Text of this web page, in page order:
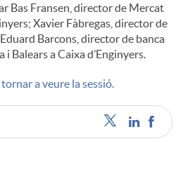
Bas Fransen, director de Mercat
Xavier Fàbregas, director de
Barcons, director de banca
Balears a Caixa d’Enginyers.
a veure la sessió.